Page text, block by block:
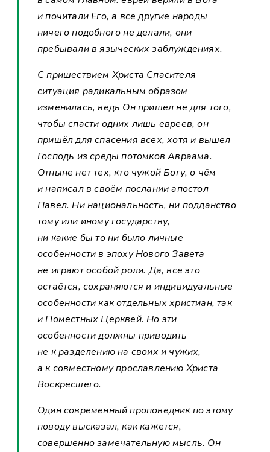
и почитали Его, а все другие народы
ничего подобного не делали, они
пребывали в языческих заблуждениях.
С пришествием Христа Спасителя
ситуация радикальным образом
изменилась, ведь Он пришёл не для того,
чтобы спасти одних лишь евреев, он
пришёл для спасения всех, хотя и вышел
Господь из среды потомков Авраама.
Отныне нет тех, кто чужой Богу, о чём
и написал в своём послании апостол
Павел. Ни национальность, ни подданство
тому или иному государству,
ни какие бы то ни было личные
особенности в эпоху Нового Завета
не играют особой роли. Да, всё это
остаётся, сохраняются и индивидуальные
особенности как отдельных христиан, так
и Поместных Церквей. Но эти
особенности должны приводить
не к разделению на своих и чужих,
а к совместному прославлению Христа
Воскресшего.
Один современный проповедник по этому
поводу высказал, как кажется,
совершенно замечательную мысль. Он